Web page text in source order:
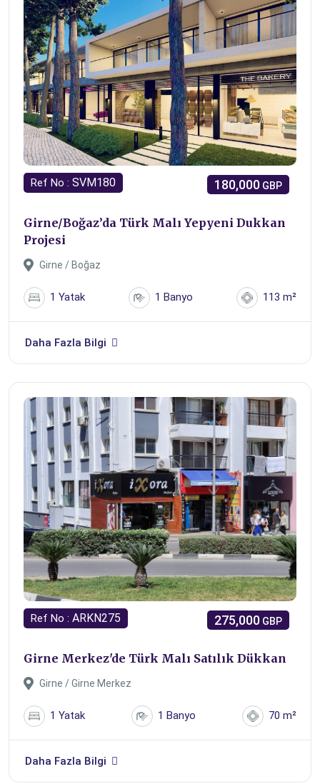
Ref No : SVM180
Girne/Boğaz’da Türk Malı Yepyeni Dukkan
Projesi
Girne / Boğaz
1 Yatak 1 Banyo 113 m²
Daha Fazla Bilgi
180,000 GBP
Ref No : ARKN275
Girne Merkez'de Türk Malı Satılık Dükkan
Girne / Girne Merkez
1 Yatak 1 Banyo 70 m²
Daha Fazla Bilgi
275,000 GBP